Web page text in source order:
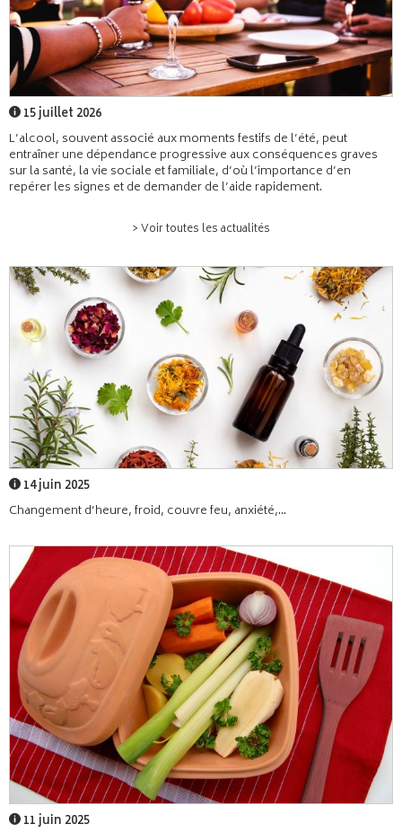
15 juillet 2026
L’alcool, souvent associé aux moments festifs de l’été, peut
entraîner une dépendance progressive aux conséquences graves
sur la santé, la vie sociale et familiale, d’où l’importance d’en
repérer les signes et de demander de l’aide rapidement.
> Voir toutes les actualités
14 juin 2025
Changement d’heure, froid, couvre feu, anxiété,...
11 juin 2025